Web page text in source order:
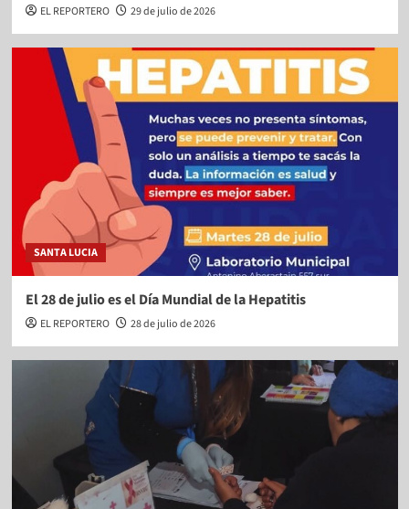
EL REPORTERO 29 de julio de 2026
SANTA LUCIA
El 28 de julio es el Día Mundial de la Hepatitis
EL REPORTERO 28 de julio de 2026